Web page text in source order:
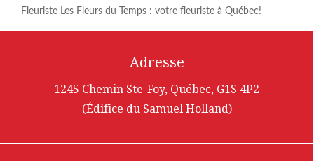
Fleuriste Les Fleurs du Temps : votre fleuriste à Québec!
Adresse
1245 Chemin Ste-Foy, Québec, G1S 4P2
(Édifice du Samuel Holland)